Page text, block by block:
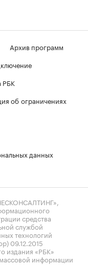
Архив программ
РБК
об ограничениях
данных
средства
службой
технологий
09.12.2015
издания «РБК»
информации